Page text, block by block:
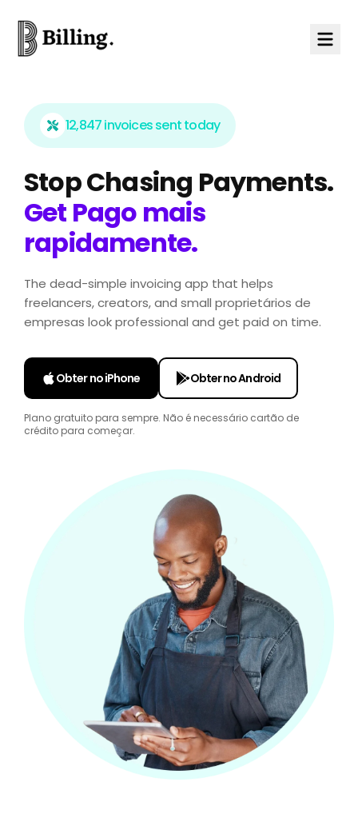
12,847 invoices sent today
Stop Chasing Payments.
Get Pago mais
rapidamente.
The dead-simple invoicing app that helps
freelancers, creators, and small proprietários de
empresas look professional and get paid on time.
Obter no iPhone Obter no Android
Plano gratuito para sempre. Não é necessário cartão de
crédito para começar.